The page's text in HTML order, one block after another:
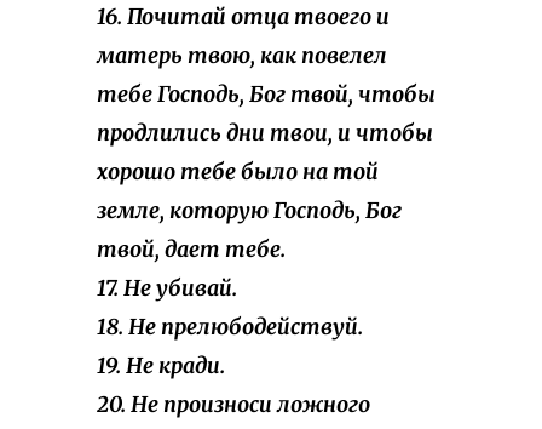
16. Почитай отца твоего и
матерь твою, как повелел
тебе Господь, Бог твой, чтобы
продлились дни твои, и чтобы
хорошо тебе было на той
земле, которую Господь, Бог
твой, дает тебе.
17. Не убивай.
18. Не прелюбодействуй.
19. Не кради.
20. Не произноси ложного